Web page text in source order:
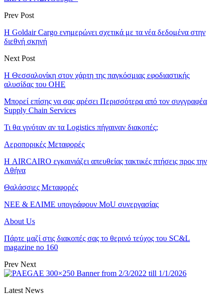
Prev Post
Η Goldair Cargo ενημερώνει σχετικά με τα νέα δεδομένα στην
διεθνή σκηνή
Next Post
Η Θεσσαλονίκη στον χάρτη της παγκόσμιας εφοδιαστικής
αλυσίδας του ΟΗΕ
Μπορεί επίσης να σας αρέσει Περισσότερα από τον συγγραφέα
Supply Chain Services
Τι θα γινόταν αν τα Logistics πήγαιναν διακοπές;
Αεροπορικές Μεταφορές
Η AIRCAIRO εγκαινιάζει απευθείας τακτικές πτήσεις προς την
Αθήνα
Θαλάσσιες Μεταφορές
ΝΕΕ & ΕΛΙΜΕ υπογράφουν MoU συνεργασίας
About Us
Πάρτε μαζί στις διακοπές σας το θερινό τεύχος του SC&L
magazine no 160
Prev Next
Latest News